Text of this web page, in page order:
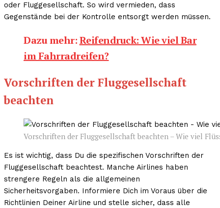
oder Fluggesellschaft. So wird vermieden, dass
Gegenstände bei der Kontrolle entsorgt werden müssen.
Dazu mehr:Reifendruck: Wie viel Bar
im Fahrradreifen?
Vorschriften der Fluggesellschaft
beachten
Vorschriften der Fluggesellschaft beachten – Wie viel
Es ist wichtig, dass Du die spezifischen Vorschriften der
Fluggesellschaft beachtest. Manche Airlines haben
strengere Regeln als die allgemeinen
Sicherheitsvorgaben. Informiere Dich im Voraus über die
Richtlinien Deiner Airline und stelle sicher, dass alle